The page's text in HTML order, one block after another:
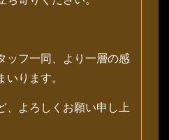
ッフ一同、より一層の感
いります。
、よろしくお願い申し上